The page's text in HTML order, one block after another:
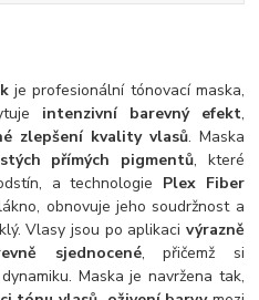
je profesionální tónovací maska,
intenzivní barevný efekt,
zlepšení kvality vlasů. Maska
přímých pigmentů, které
a technologie Plex Fiber
obnovuje jeho soudržnost a
Vlasy jsou po aplikaci výrazně
sjednocené, přičemž si
Maska je navržena tak,